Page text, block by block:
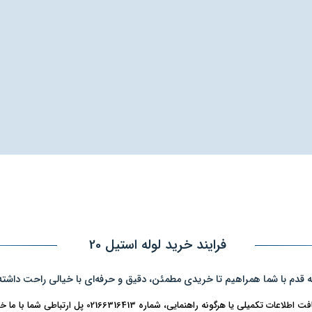
فرایند خرید لوله استیل 20
قدم با شما همراهیم تا خریدی مطمئن، دقیق و حرفه‌ای با خیالی راحت
تکمیلی یا هرگونه راهنمایی، شماره 02166316413 پل ارتباطی شما با ما خواهد بود.